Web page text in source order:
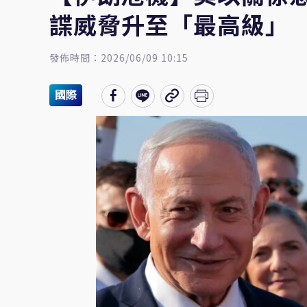
諜威脅升至「最高級」
發佈時間：2026/06/09 10:15
國際